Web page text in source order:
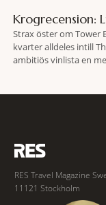
Krogrecension:
Strax öster om Tower
kvarter alldeles intill
ambitiös vinlista en
RES Travel Magazine
11121 Stockholm